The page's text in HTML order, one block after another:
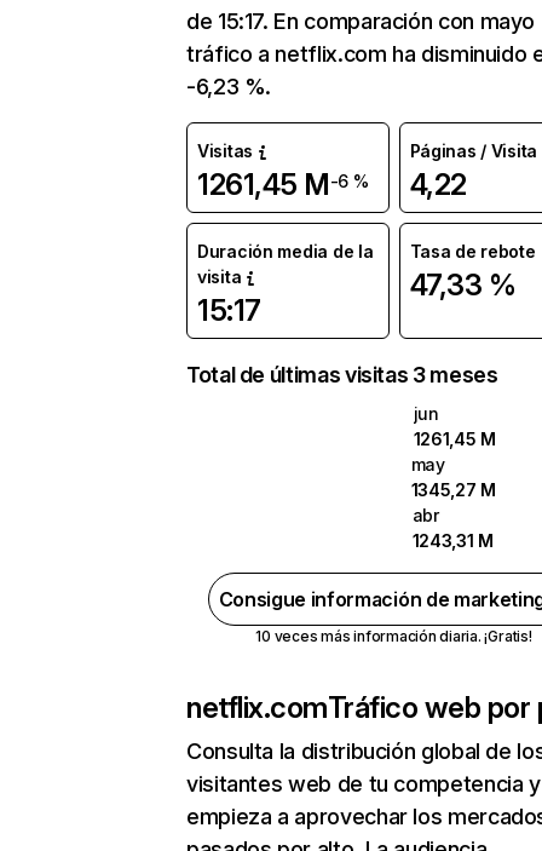
de 15:17. En comparación con mayo
tráfico a netflix.com ha disminuido
-6,23 %.
Visitas
1261,45 M-6 %
Páginas / Visita
4,22
Duración media de la
visita
15:17
Tasa de rebote
47,33 %
Total de últimas visitas 3 meses
jun
1261,45 M
may
1345,27 M
abr
1243,31 M
Consigue información de
10 veces más información diaria. ¡Gratis!
netflix.comTráfico web por
Consulta la distribución global de
visitantes web de tu competencia y
empieza a aprovechar los